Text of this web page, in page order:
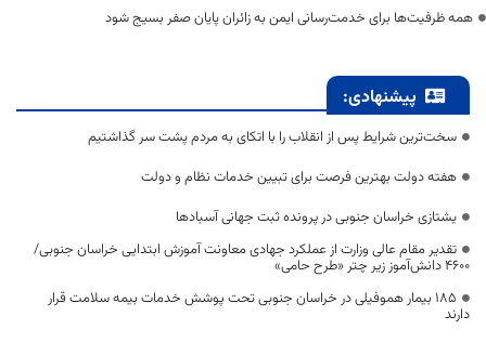
همه ظرفیت‌ها برای خدمت‌رسانی ایمن به زائران پایان صفر بسیج شود
پیشنهادی:
سخت‌ترین شرایط پس از انقلاب را با اتکای به مردم پشت سر گذاشتیم
هفته دولت بهترین فرصت برای تبیین خدمات نظام و دولت
یشتازی خراسان جنوبی در پرونده ثبت جهانی آسبادها
تقدیر مقام عالی وزارت از عملکرد جهادی معاونت آموزش ابتدایی خراسان جنوبی/
۴۶۰۰ دانش‌آموز زیر چتر «طرح حامی»
۱۸۵ بیمار هموفیلی در خراسان جنوبی تحت پوشش خدمات بیمه سلامت قرار
دارند